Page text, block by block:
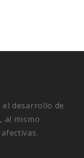
el desarrollo de
al mismo